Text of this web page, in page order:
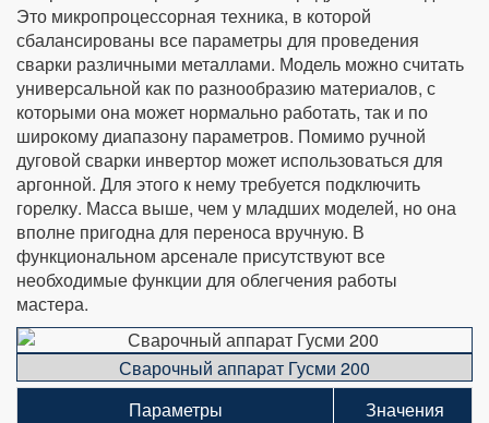
Это микропроцессорная техника, в которой
сбалансированы все параметры для проведения
сварки различными металлами. Модель можно считать
универсальной как по разнообразию материалов, с
которыми она может нормально работать, так и по
широкому диапазону параметров. Помимо ручной
дуговой сварки инвертор может использоваться для
аргонной. Для этого к нему требуется подключить
горелку. Масса выше, чем у младших моделей, но она
вполне пригодна для переноса вручную. В
функциональном арсенале присутствуют все
необходимые функции для облегчения работы
мастера.
Сварочный аппарат Гусми 200
Параметры
Значения